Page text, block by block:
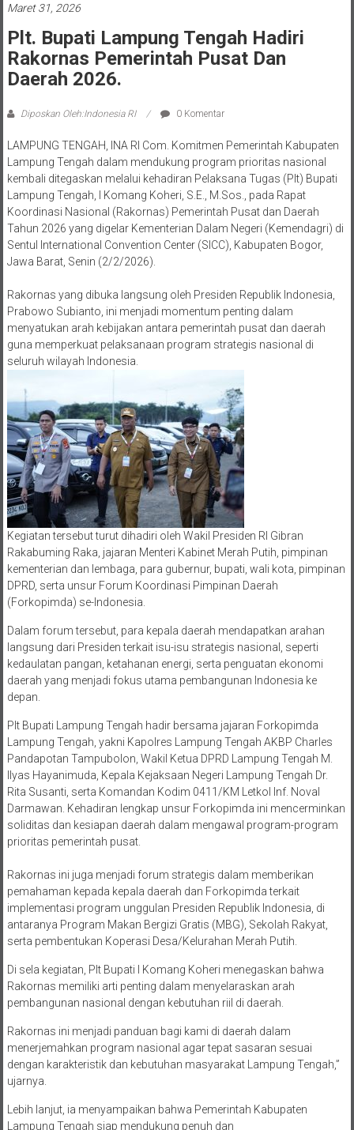
Maret 31, 2026
Plt. Bupati Lampung Tengah Hadiri
Rakornas Pemerintah Pusat Dan
Daerah 2026.
Diposkan Oleh:Indonesia RI 0 Komentar
LAMPUNG TENGAH, INA RI Com. Komitmen Pemerintah Kabupaten
Lampung Tengah dalam mendukung program prioritas nasional
kembali ditegaskan melalui kehadiran Pelaksana Tugas (Plt) Bupati
Lampung Tengah, I Komang Koheri, S.E., M.Sos., pada Rapat
Koordinasi Nasional (Rakornas) Pemerintah Pusat dan Daerah
Tahun 2026 yang digelar Kementerian Dalam Negeri (Kemendagri) di
Sentul International Convention Center (SICC), Kabupaten Bogor,
Jawa Barat, Senin (2/2/2026).
Rakornas yang dibuka langsung oleh Presiden Republik Indonesia,
Prabowo Subianto, ini menjadi momentum penting dalam
menyatukan arah kebijakan antara pemerintah pusat dan daerah
guna memperkuat pelaksanaan program strategis nasional di
seluruh wilayah Indonesia.
Kegiatan tersebut turut dihadiri oleh Wakil Presiden RI Gibran
Rakabuming Raka, jajaran Menteri Kabinet Merah Putih, pimpinan
kementerian dan lembaga, para gubernur, bupati, wali kota, pimpinan
DPRD, serta unsur Forum Koordinasi Pimpinan Daerah
(Forkopimda) se-Indonesia.
Dalam forum tersebut, para kepala daerah mendapatkan arahan
langsung dari Presiden terkait isu-isu strategis nasional, seperti
kedaulatan pangan, ketahanan energi, serta penguatan ekonomi
daerah yang menjadi fokus utama pembangunan Indonesia ke
depan.
Plt Bupati Lampung Tengah hadir bersama jajaran Forkopimda
Lampung Tengah, yakni Kapolres Lampung Tengah AKBP Charles
Pandapotan Tampubolon, Wakil Ketua DPRD Lampung Tengah M.
Ilyas Hayanimuda, Kepala Kejaksaan Negeri Lampung Tengah Dr.
Rita Susanti, serta Komandan Kodim 0411/KM Letkol Inf. Noval
Darmawan. Kehadiran lengkap unsur Forkopimda ini mencerminkan
soliditas dan kesiapan daerah dalam mengawal program-program
prioritas pemerintah pusat.
Rakornas ini juga menjadi forum strategis dalam memberikan
pemahaman kepada kepala daerah dan Forkopimda terkait
implementasi program unggulan Presiden Republik Indonesia, di
antaranya Program Makan Bergizi Gratis (MBG), Sekolah Rakyat,
serta pembentukan Koperasi Desa/Kelurahan Merah Putih.
Di sela kegiatan, Plt Bupati I Komang Koheri menegaskan bahwa
Rakornas memiliki arti penting dalam menyelaraskan arah
pembangunan nasional dengan kebutuhan riil di daerah.
Rakornas ini menjadi panduan bagi kami di daerah dalam
menerjemahkan program nasional agar tepat sasaran sesuai
dengan karakteristik dan kebutuhan masyarakat Lampung Tengah,”
ujarnya.
Lebih lanjut, ia menyampaikan bahwa Pemerintah Kabupaten
Lampung Tengah siap mendukung penuh dan